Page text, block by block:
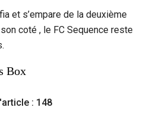
et s’empare de la deuxième
coté , le FC Sequence reste
Box
: 148